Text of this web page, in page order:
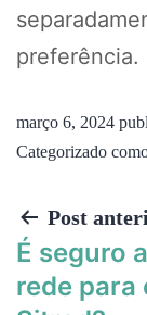
preferência.
março 6, 2024
Categorizado
Post
É seguro
rede para